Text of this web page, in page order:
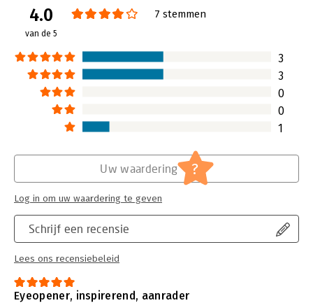
Verschijningsdatum:
27-10-2015
Hoofdrubriek:
4.0
van de 5
7 stemmen
3
3
0
0
1
Schrijf een recensie
Lees ons recensiebeleid
Uw waardering ?
Log in om uw waardering te geven
Eyeopener, inspirerend, aanrader